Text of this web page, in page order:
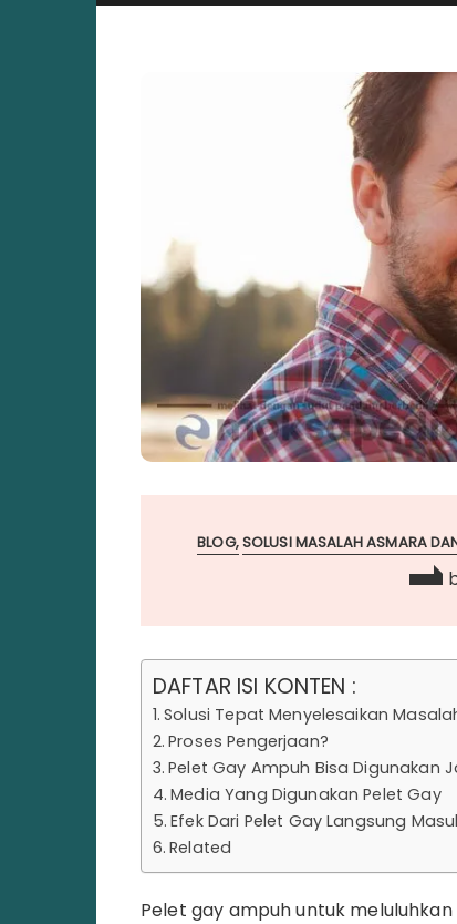
BLOG SOLUSI MASALAH ASMARA
DAFTAR ISI KONTEN :
Solusi Tepat Menyelesaikan
Proses Pengerjaan?
Pelet Gay Ampuh Bisa Digunakan
Media Yang Digunakan Pelet Gay
Efek Dari Pelet Gay Langsung
Related
Pelet gay ampuh untuk